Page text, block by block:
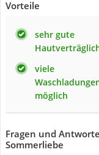
Vorteile
sehr gute
viele
möglich
Fragen und
Sommerliebe